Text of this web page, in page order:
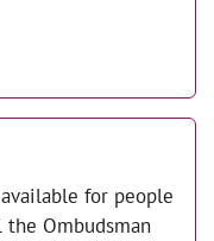
for people
the Ombudsman